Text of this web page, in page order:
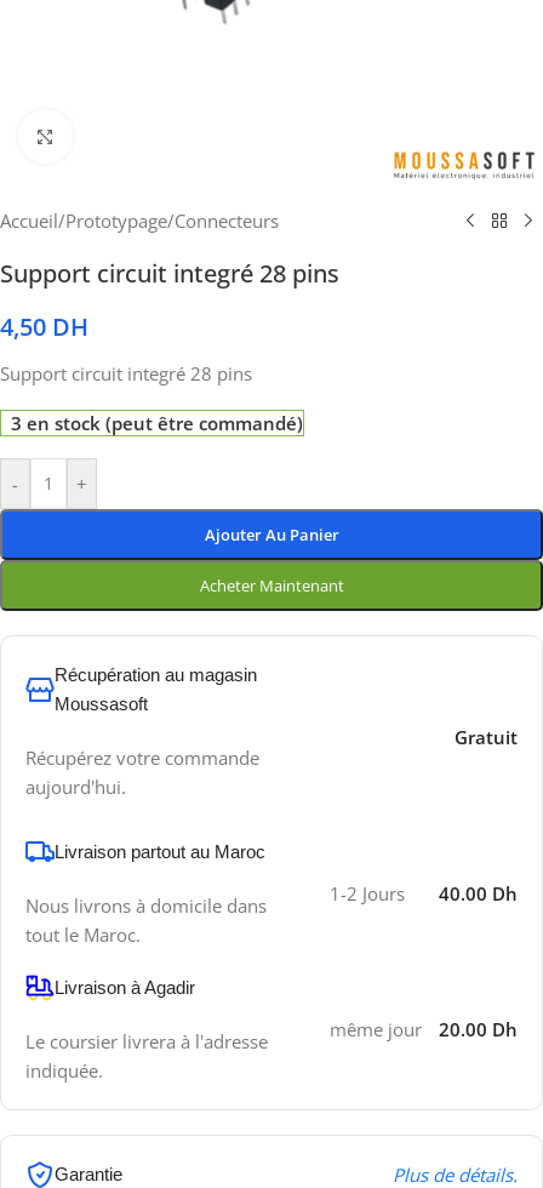
Accueil/Prototypage/Connecteurs
Support circuit integré 28 pins
4,50 DH
Support circuit integré 28 pins
3 en stock (peut être commandé)
- +
Ajouter Au Panier
Acheter Maintenant
Récupération au magasin
Moussasoft
Récupérez votre commande
aujourd'hui.
Gratuit
Livraison partout au Maroc
Nous livrons à domicile dans
tout le Maroc.
1-2 Jours 40.00 Dh
Livraison à Agadir
Le coursier livrera à l'adresse
indiquée.
même jour 20.00 Dh
Garantie Plus de détails.